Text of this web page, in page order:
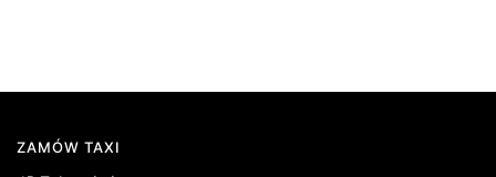
ZAMÓW TAXI